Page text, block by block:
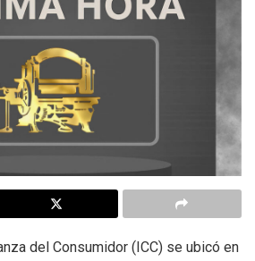
del Consumidor (ICC) se ubicó en